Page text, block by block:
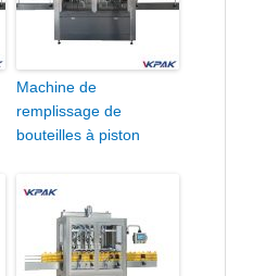
Machine de
remplissage de
bouteilles à piston